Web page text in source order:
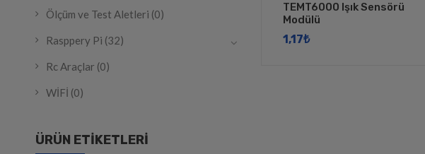
Ölçüm ve Test Aletleri (0)
Rasppery Pi (32)
Rc Araçlar (0)
WİFİ (0)
ÜRÜN ETIKETLERI
TEMT6000 Işık Sensörü
Modülü
1,17​₺